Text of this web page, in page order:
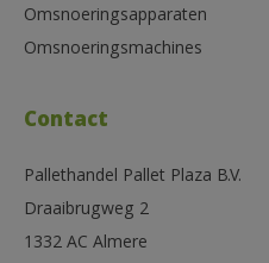
Omsnoeringsapparaten
Omsnoeringsmachines
Contact
Pallethandel Pallet Plaza B.V.
Draaibrugweg 2
1332 AC Almere